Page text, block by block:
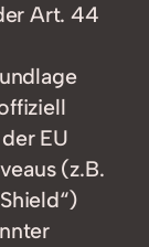
Art. 44
EU
(z.B.